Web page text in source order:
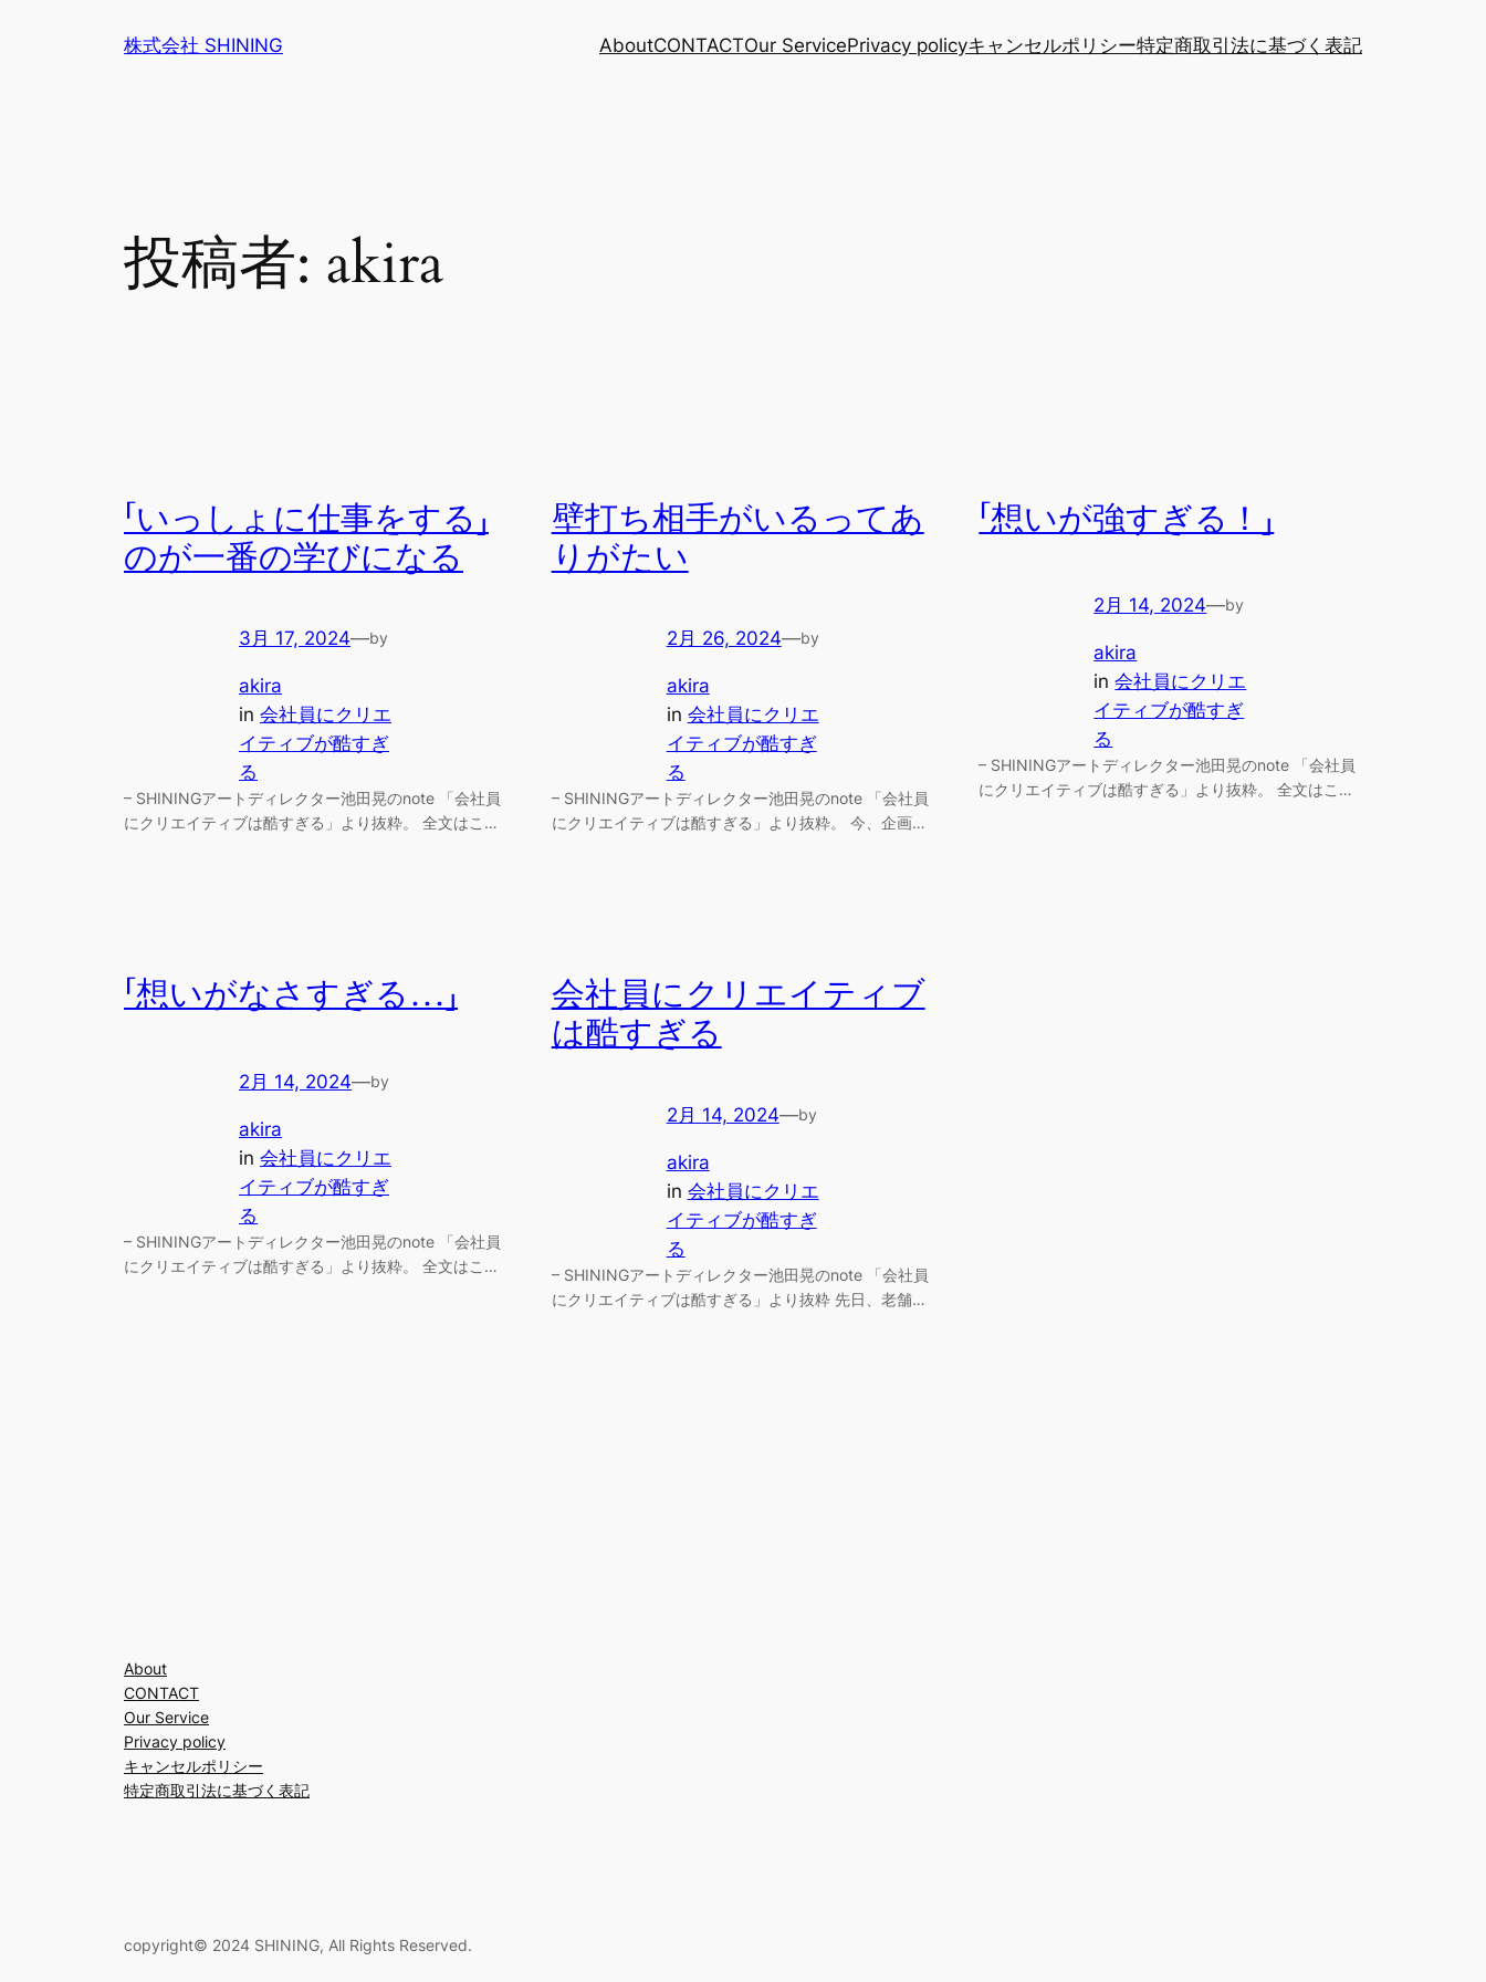
株式会社 SHINING AboutCONTACTOur ServicePrivacy policyキャンセルポリシー特定商取引法に基づく表記
投稿者: akira
「いっしょに仕事をする」
のが一番の学びになる
3月 17, 2024—by
akira
in 会社員にクリエ
イティブが酷すぎ
る
– SHININGアートディレクター池田晃のnote 「会社員
にクリエイティブは酷すぎる」より抜粋。 全文はこ…
壁打ち相手がいるってあ
りがたい
2月 26, 2024—by
akira
in 会社員にクリエ
イティブが酷すぎ
る
– SHININGアートディレクター池田晃のnote 「会社員
にクリエイティブは酷すぎる」より抜粋。 今、企画…
「想いが強すぎる！」
2月 14, 2024—by
akira
in会社員にクリエ
イティブが酷すぎ
る
– SHININGアートディレクター池田晃のnote 「会社員
にクリエイティブは酷すぎる」より抜粋。 全文はこ…
「想いがなさすぎる…」
2月 14, 2024—by
akira
in 会社員にクリエ
イティブが酷すぎ
る
– SHININGアートディレクター池田晃のnote 「会社員
にクリエイティブは酷すぎる」より抜粋。 全文はこ…
会社員にクリエイティブ
は酷すぎる
2月 14, 2024—by
akira
in 会社員にクリエ
イティブが酷すぎ
る
– SHININGアートディレクター池田晃のnote 「会社員
にクリエイティブは酷すぎる」より抜粋 先日、老舗…
About
CONTACT
Our Service
Privacy policy
キャンセルポリシー
特定商取引法に基づく表記
copyright© 2024 SHINING, All Rights Reserved.